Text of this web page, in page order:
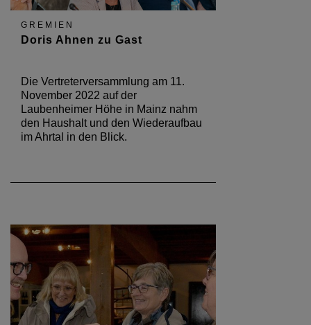
GREMIEN
Doris Ahnen zu Gast
Die Vertreterversammlung am 11.
November 2022 auf der
Laubenheimer Höhe in Mainz nahm
den Haushalt und den Wiederaufbau
im Ahrtal in den Blick.